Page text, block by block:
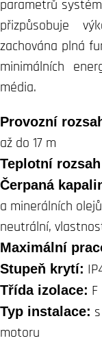
parametrů
přizpůsobuje
zachována plná
minimálních
média.
Provozní
až do 17 m
Teplotní
Čerpaná
a minerálních
neutrální,
Maximální
Stupeň krytí:
Třída izolace: F
Typ instalace:
motoru